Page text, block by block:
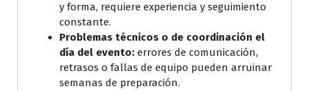
y forma, requiere experiencia y seguimiento
constante.
Problemas técnicos o de coordinación el
día del evento: errores de comunicación,
retrasos o fallas de equipo pueden arruinar
semanas de preparación.